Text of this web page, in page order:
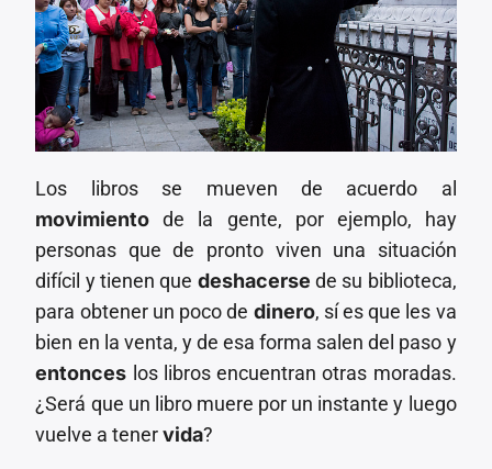
Los libros se mueven de acuerdo al
movimiento de la gente, por ejemplo, hay
personas que de pronto viven una situación
difícil y tienen que deshacerse de su biblioteca,
para obtener un poco de dinero, sí es que les va
bien en la venta, y de esa forma salen del paso y
entonces los libros encuentran otras moradas.
¿Será que un libro muere por un instante y luego
vuelve a tenervida?